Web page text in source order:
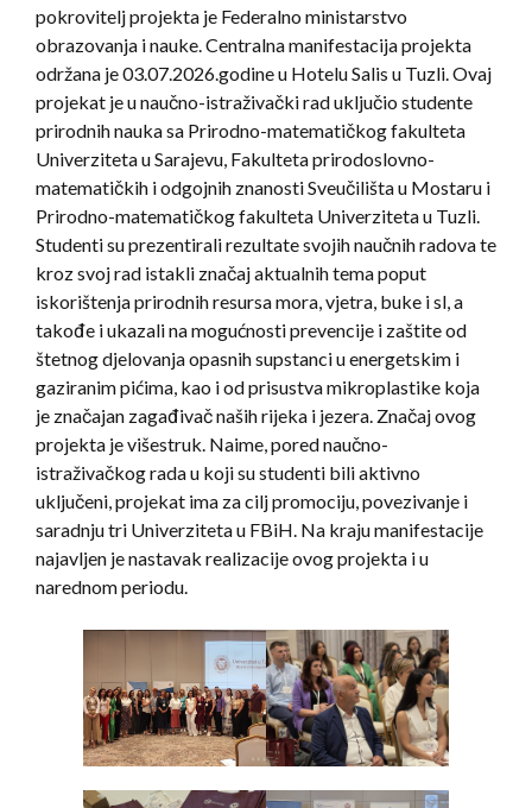
pokrovitelj projekta je Federalno ministarstvo
obrazovanja i nauke. Centralna manifestacija projekta
održana je 03.07.2026.godine u Hotelu Salis u Tuzli. Ovaj
projekat je u naučno-istraživački rad uključio studente
prirodnih nauka sa Prirodno-matematičkog fakulteta
Univerziteta u Sarajevu, Fakulteta prirodoslovno-
matematičkih i odgojnih znanosti Sveučilišta u Mostaru i
Prirodno-matematičkog fakulteta Univerziteta u Tuzli.
Studenti su prezentirali rezultate svojih naučnih radova te
kroz svoj rad istakli značaj aktualnih tema poput
iskorištenja prirodnih resursa mora, vjetra, buke i sl, a
takođe i ukazali na mogućnosti prevencije i zaštite od
štetnog djelovanja opasnih supstanci u energetskim i
gaziranim pićima, kao i od prisustva mikroplastike koja
je značajan zagađivač naših rijeka i jezera. Značaj ovog
projekta je višestruk. Naime, pored naučno-
istraživačkog rada u koji su studenti bili aktivno
uključeni, projekat ima za cilj promociju, povezivanje i
saradnju tri Univerziteta u FBiH. Na kraju manifestacije
najavljen je nastavak realizacije ovog projekta i u
narednom periodu.